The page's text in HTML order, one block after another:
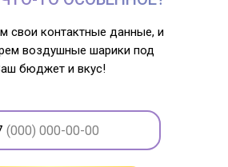
свои контактные данные, и
воздушные шарики под
бюджет и вкус!